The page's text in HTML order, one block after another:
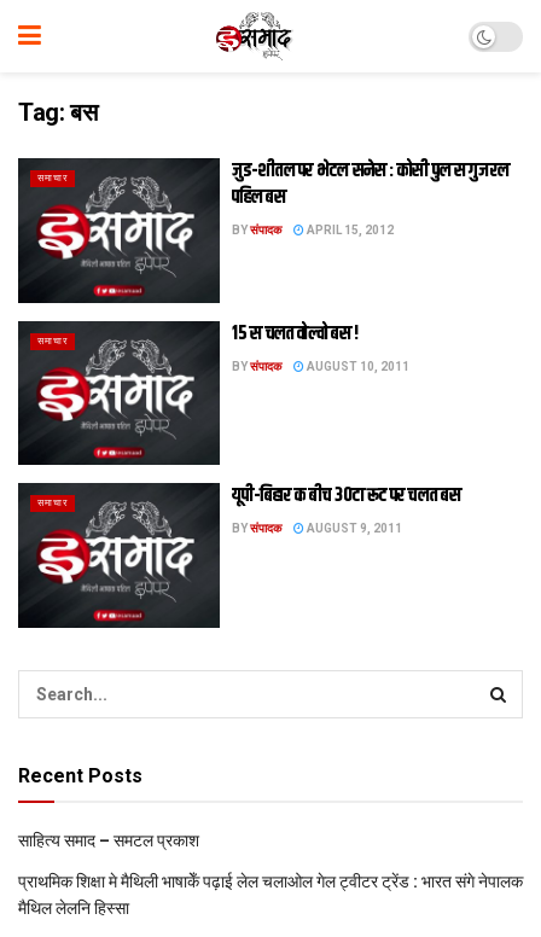
Tag:बस
समाचार
जुड-शीतल पर भेटल सनेस : कोसी पुल स गुजरल
पहिल बस
BYसंपादक APRIL 15, 2012
समाचार 15 स चलत वोल्वो बस !
BYसंपादक AUGUST 10, 2011
समाचार यूपी-बिहार क बीच 30टा रूट पर चलत बस
BYसंपादक AUGUST 9, 2011
Recent Posts
साहित्य समाद – समटल प्रकाश
प्राथमिक शि‍क्षा मे मैथि‍ली भाषाकेँ पढ़ाई लेल चलाओल गेल ट्वीटर ट्रेंड : भारत संगे नेपालक
मैथिल लेलनि हिस्सा